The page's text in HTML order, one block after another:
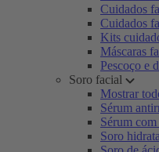
Cuidados
Cuidados
Kits
Máscaras
Pescoço e
Soro facial
Mostrar
Sérum
Sérum
Soro